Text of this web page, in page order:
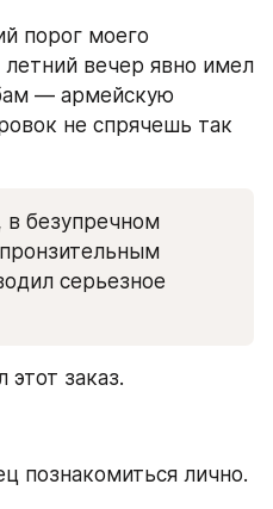
порог моего
вечер явно имел
— армейскую
не спрячешь так
безупречном
серьезное
заказ.
познакомиться лично.